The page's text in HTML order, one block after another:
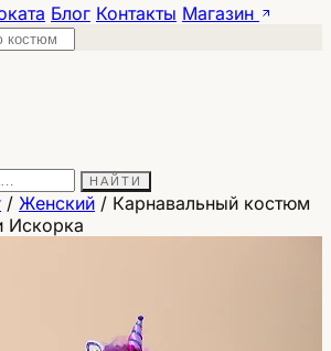
Блог Контакты Магазин
НАЙТИ
/ Женский / Карнавальный костюм
Искорка